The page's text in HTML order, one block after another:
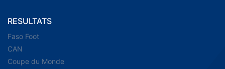
RESULTATS
Faso Foot
CAN
Coupe du Monde